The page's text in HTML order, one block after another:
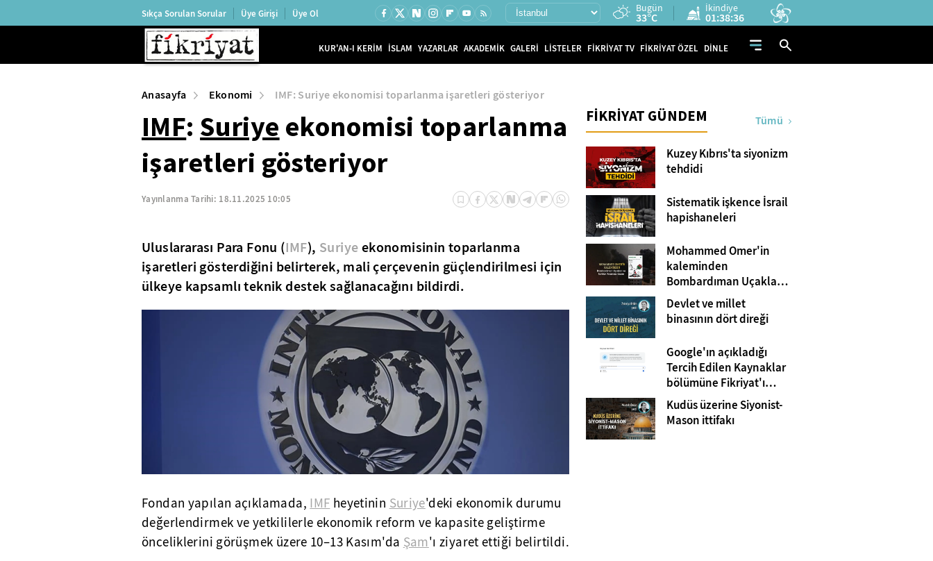
Sıkça Sorulan Sorular Üye Girişi Üye Ol Bugün
33°C
İkindiye
01:38:35
KUR'AN-I KERİM İSLAM YAZARLAR AKADEMİK GALERİ LİSTELER FİKRİYAT TV FİKRİYAT ÖZEL DİNLE
Anasayfa Ekonomi IMF: Suriye ekonomisi toparlanma işaretleri gösteriyor
IMF: Suriye ekonomisi toparlanma
işaretleri gösteriyor
Yayınlanma Tarihi: 18.11.2025 10:05
Uluslararası Para Fonu (IMF), Suriyeekonomisinin toparlanma
işaretleri gösterdiğini belirterek, mali çerçevenin güçlendirilmesi için
ülkeye kapsamlı teknik destek sağlanacağını bildirdi.
Fondan yapılan açıklamada, IMF heyetinin Suriye'deki ekonomik durumu
değerlendirmek ve yetkililerle ekonomik reform ve kapasite geliştirme
önceliklerini görüşmek üzere 10–13 Kasım'da Şam'ı ziyaret ettiği belirtildi.
FİKRİYAT GÜNDEM Tümü
Kuzey Kıbrıs'ta siyonizm
tehdidi
Sistematik işkence İsrail
hapishaneleri
Mohammed Omer'in
kaleminden
Bombardıman Uçakları
ve Tanklar Arasında
Gazze
Devlet ve millet
binasının dört direği
Google'ın açıkladığı
Tercih Edilen Kaynaklar
bölümüne Fikriyat'ı
eklemeyi unutmayın!
Kudüs üzerine Siyonist-
Mason ittifakı